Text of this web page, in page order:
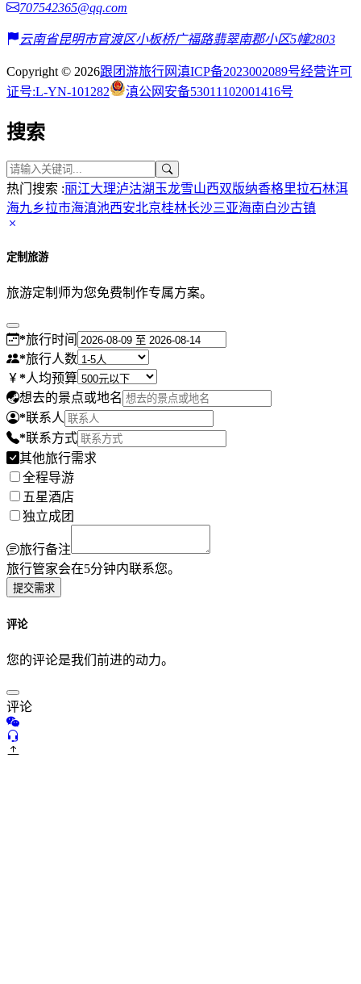
707542365@qq.com
云南省昆明市官渡区小板桥广福路翡翠南郡小区5幢2803
Copyright © 2026跟团游旅行网滇ICP备2023002089号经营许可
证号:L-YN-101282
滇公网安备53011102001416号
搜索
热门搜索 :丽江大理泸沽湖 玉龙雪山西双版纳香格里拉石林洱
海九乡拉市海滇池西安北京桂林长沙三亚海南白沙古镇
定制旅游
旅游定制师为您免费制作专属方案。
*旅行时间
*旅行人数
*人均预算
想去的景点或地名
*联系人
*联系方式
其他旅行需求
全程导游
五星酒店
独立成团
旅行备注
旅行管家会在5分钟内联系您。
提交需求
评论
您的评论是我们前进的动力。
评论